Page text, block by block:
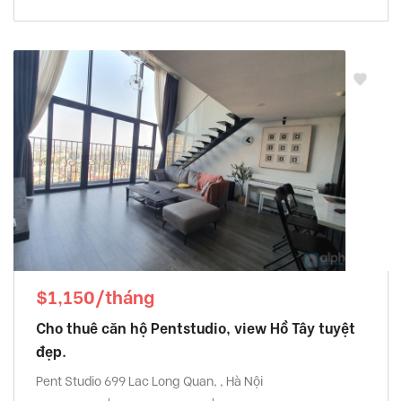
$1,150/tháng
Cho thuê căn hộ Pentstudio, view Hồ Tây tuyệt
đẹp.
Pent Studio 699 Lac Long Quan, , Hà Nội